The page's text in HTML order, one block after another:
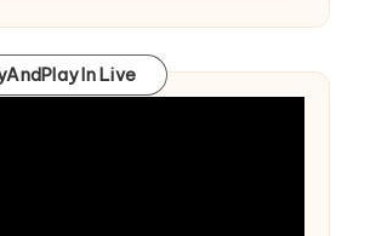
In Live